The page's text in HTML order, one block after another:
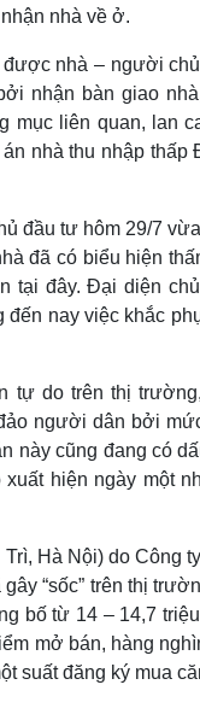
nhà về ở.
nhà – người
nhận bàn giao
mục liên quan, lan
nhà thu nhập thấp
đầu tư hôm 29/7
đã có biểu hiện
tại đây. Đại diện
đến nay việc khắc
tự do trên thị
người dân bởi
này cũng đang có
hiện ngày một
Hà Nội) do Công
“sốc” trên thị
bố từ 14 – 14,7
mở bán, hàng
suất đăng ký mua